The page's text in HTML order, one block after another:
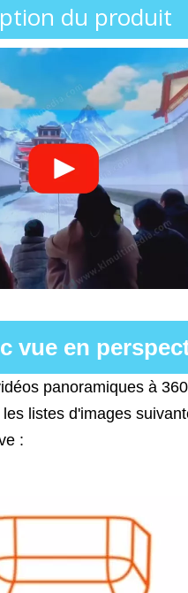
du produit
vue en
panoramiques à
listes d'images
: